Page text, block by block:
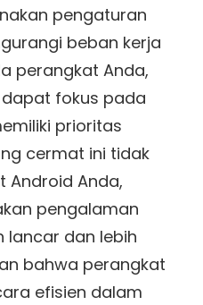
pengaturan
beban kerja
perangkat Anda,
fokus pada
prioritas
cermat ini tidak
Android Anda,
pengalaman
lancar dan lebih
bahwa perangkat
efisien dalam